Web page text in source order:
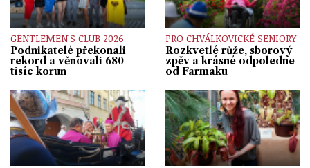
GENTLEMEN’S CLUB 2026
Podnikatelé překonali
rekord a věnovali 680
tisíc korun
PRO CHVÁLKOVICKÉ SENIORY
Rozkvetlé růže, sborový
zpěv a krásné odpoledne
od Farmaku